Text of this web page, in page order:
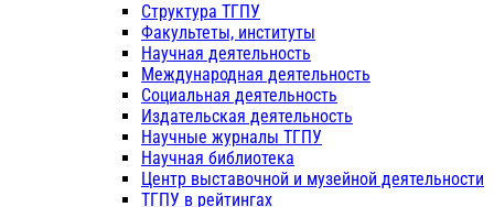
Структура ТГПУ
Факультеты, институты
Научная деятельность
Международная деятельность
Социальная деятельность
Издательская деятельность
Научные журналы ТГПУ
Научная библиотека
Центр выставочной и музейной деятельности
ТГПУ в рейтингах